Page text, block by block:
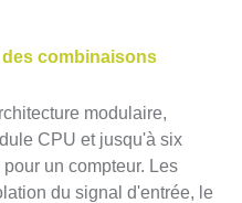
combinaisons
modulaire,
CPU et jusqu'à six
un compteur. Les
du signal d'entrée, le